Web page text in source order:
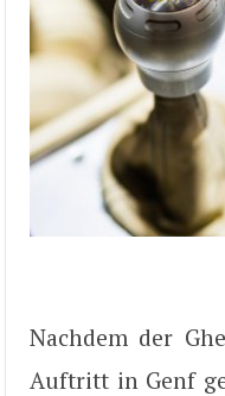
Nachdem der
Auftritt in Genf